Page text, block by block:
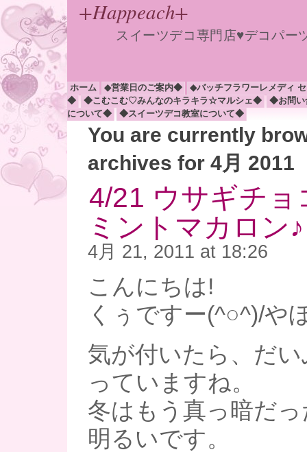
+Happeach+
スイーツデコ専門店♥デコパ
ホーム ◆営業日のご案内◆
◆バッチフラワーレメディ
◆
◆こむこむ♡みんなのキラキラ☆マルシェ◆
◆お問
について◆
◆スイーツデコ教室について◆
You are currently
archives for 4月 2011
4/21 ウサギチョ
ミントマカロン♪
4月 21, 2011 at 18:26
こんにちは!
くぅですー(^○^)/や
気が付いたら、だ
っていますね。
冬はもう真っ暗だ
明るいです。